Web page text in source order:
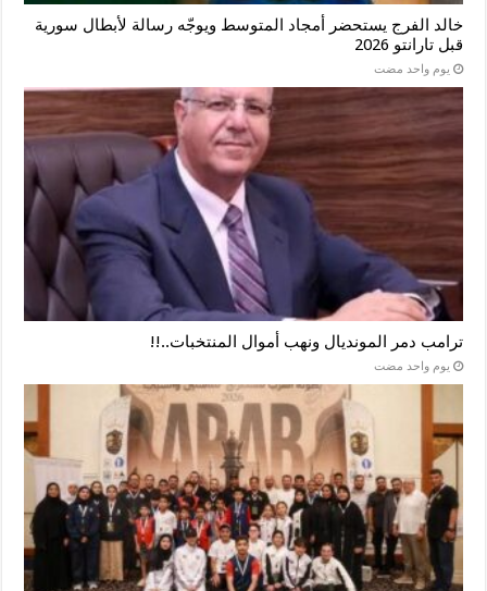
خالد الفرج يستحضر أمجاد المتوسط ويوجّه رسالة لأبطال سورية
قبل تارانتو 2026
‏يوم واحد مضت
ترامب دمر المونديال ونهب أموال المنتخبات..!!
‏يوم واحد مضت